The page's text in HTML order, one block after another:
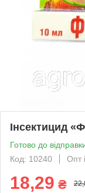
Інсектицид
Готово до
Код: 10240
Опт
18,29 ₴